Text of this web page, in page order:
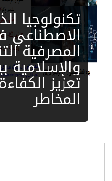
تكنولوجيا
الاصطناعي
المصرفية
والإسلامية
تعزيز
المخاطر